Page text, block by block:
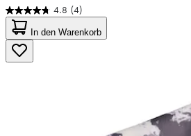
4.8 (4)
4.8
von
5
Sternen.
4
In den Warenkorb